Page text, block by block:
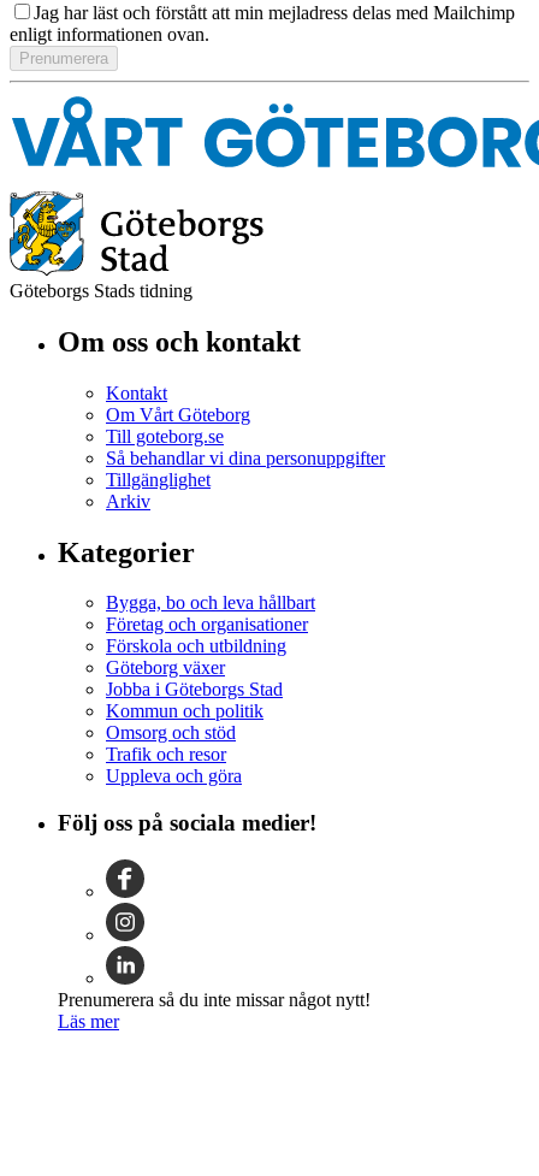
Jag har läst och förstått att min mejladress delas med Mailchimp
enligt informationen ovan.
Göteborgs Stads tidning
Om oss och kontakt
Kontakt
Om Vårt Göteborg
Till goteborg.se
Så behandlar vi dina personuppgifter
Tillgänglighet
Arkiv
Kategorier
Bygga, bo och leva hållbart
Företag och organisationer
Förskola och utbildning
Göteborg växer
Jobba i Göteborgs Stad
Kommun och politik
Omsorg och stöd
Trafik och resor
Uppleva och göra
Följ oss på sociala medier!
Prenumerera så du inte missar något nytt!
Läs mer